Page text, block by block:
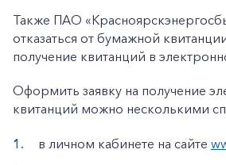
Также ПАО
отказаться от бумажной
получение квитанций в
Оформить заявку на получение
квитанций можно несколькими
в личном кабинете на сайте